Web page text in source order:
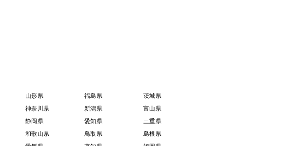
山形県 福島県
茨城県
神奈川県 新潟県
富山県
静岡県 愛知県
三重県
和歌山県 鳥取県
島根県